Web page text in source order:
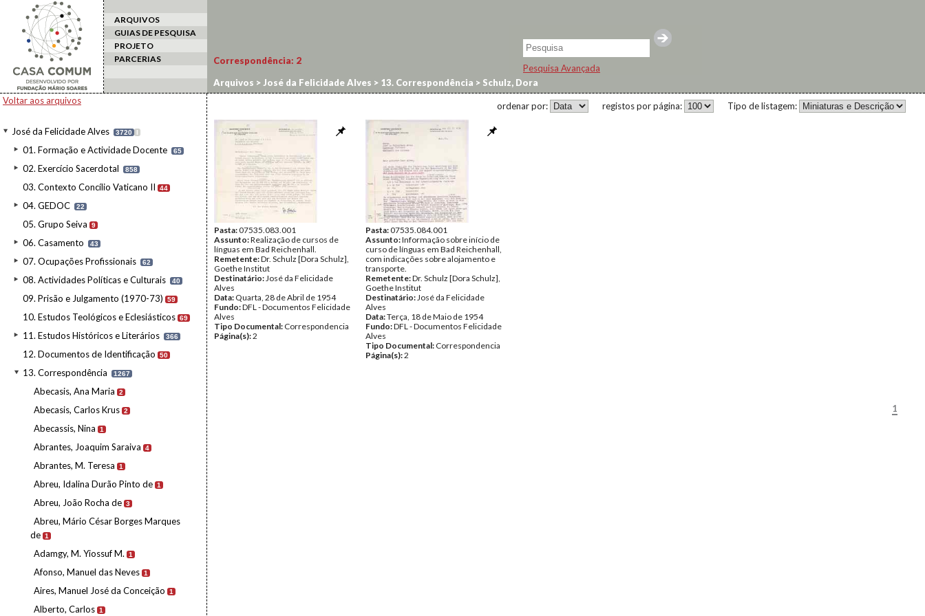
ARQUIVOS
GUIAS DE PESQUISA
PROJETO
PARCERIAS
Pesquisa Avançada
Voltar aos arquivos
José da Felicidade Alves 3720 I
01. Formação e Actividade Docente 65
02. Exercício Sacerdotal 858
03. Contexto Concílio Vaticano II 44
04. GEDOC 22
05. Grupo Seiva 9
06. Casamento 43
07. Ocupações Profissionais 62
08. Actividades Políticas e Culturais 40
09. Prisão e Julgamento (1970-73) 59
10. Estudos Teológicos e Eclesiásticos 69
11. Estudos Históricos e Literários 366
12. Documentos de Identificação 50
13. Correspondência 1267
Abecasis, Ana Maria 2
Abecasis, Carlos Krus 2
Abecassis, Nina 1
Abrantes, Joaquim Saraiva 4
Abrantes, M. Teresa 1
Abreu, Idalina Durão Pinto de 1
Abreu, João Rocha de 3
Abreu, Mário César Borges Marques
de 1
Adamgy, M. Yiossuf M. 1
Afonso, Manuel das Neves 1
Aires, Manuel José da Conceição 1
Alberto, Carlos 1
Correspondência: 2
Arquivos > José da Felicidade Alves > 13. Correspondência > Schulz, Dora
Tipo de listagem:
registos por página:
ordenar por:
Pasta:07535.083.001
Assunto:Realização de cursos de
línguas em Bad Reichenhall.
Remetente:Dr. Schulz [Dora Schulz],
Goethe Institut
Destinatário:José da Felicidade
Alves
Data: Quarta, 28 de Abril de 1954
Fundo:DFL - Documentos Felicidade
Alves
Tipo Documental: Correspondencia
Página(s):2
Pasta:07535.084.001
Assunto:Informação sobre início de
curso de línguas em Bad Reichenhall,
com indicações sobre alojamento e
transporte.
Remetente:Dr. Schulz [Dora Schulz],
Goethe Institut
Destinatário:José da Felicidade
Alves
Data:Terça, 18 de Maio de 1954
Fundo:DFL - Documentos Felicidade
Alves
Tipo Documental: Correspondencia
Página(s):2
1